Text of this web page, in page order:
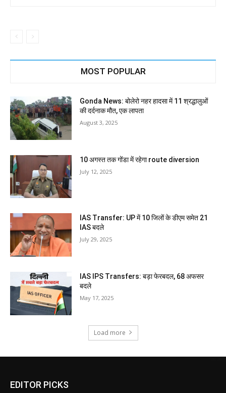
MOST POPULAR
Gonda News: बोलेरो नहर हादसा में 11 श्रद्धालुओं
की दर्दनाक मौत, एक लापता
August 3, 2025
10 अगस्त तक गोंडा में रहेगा route diversion
July 12, 2025
IAS Transfer: UP में 10 जिलों के डीएम समेत 21
IAS बदले
July 29, 2025
IAS IPS Transfers: बड़ा फेरबदल, 68 अफसर
बदले
May 17, 2025
Load more
EDITOR PICKS